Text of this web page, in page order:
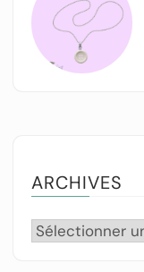
ARCHIVES